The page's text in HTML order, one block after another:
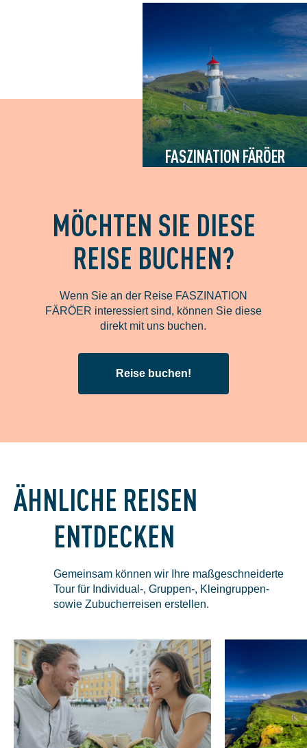
FASZINATION FÄRÖER
MÖCHTEN SIE DIESE
REISE BUCHEN?
Wenn Sie an der Reise FASZINATION
FÄRÖER interessiert sind, können Sie diese
direkt mit uns buchen.
Reise buchen!
ÄHNLICHE REISEN
ENTDECKEN
Gemeinsam können wir Ihre maßgeschneiderte
Tour für Individual-, Gruppen-, Kleingruppen-
sowie Zubucherreisen erstellen.